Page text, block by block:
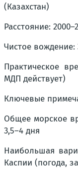
(Казахстан)
Расстояние:
Чистое вождение:
Практическое
МДП действует)
Ключевые
Общее морское
3,5–4 дня
Наибольшая
Каспии (погода,